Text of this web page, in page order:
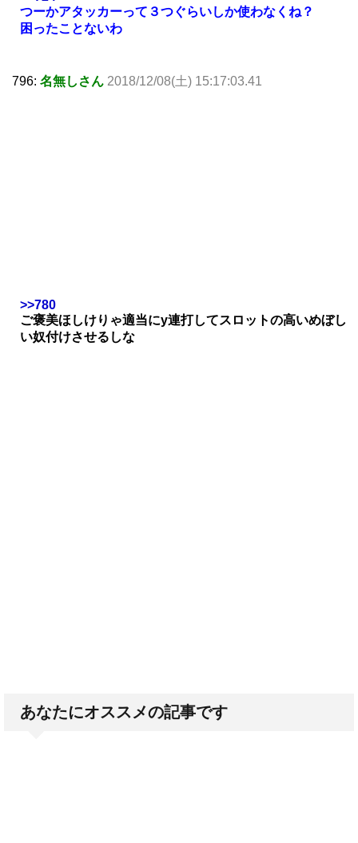
つーかアタッカーって３つぐらいしか使わなくね？
困ったことないわ
796: 名無しさん 2018/12/08(土) 15:17:03.41
>>780
ご褒美ほしけりゃ適当にy連打してスロットの高いめぼし
い奴付けさせるしな
あなたにオススメの記事です